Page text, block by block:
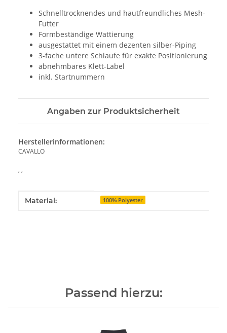
Schnelltrocknendes und hautfreundliches Mesh-
Futter
Formbeständige Wattierung
ausgestattet mit einem dezenten silber-Piping
3-fache untere Schlaufe für exakte Positionierung
abnehmbares Klett-Label
inkl. Startnummern
Angaben zur Produktsicherheit
Herstellerinformationen:
CAVALLO
, ,
Produkteigenschaft
Wert
Material: 100% Polyester
Passend hierzu: